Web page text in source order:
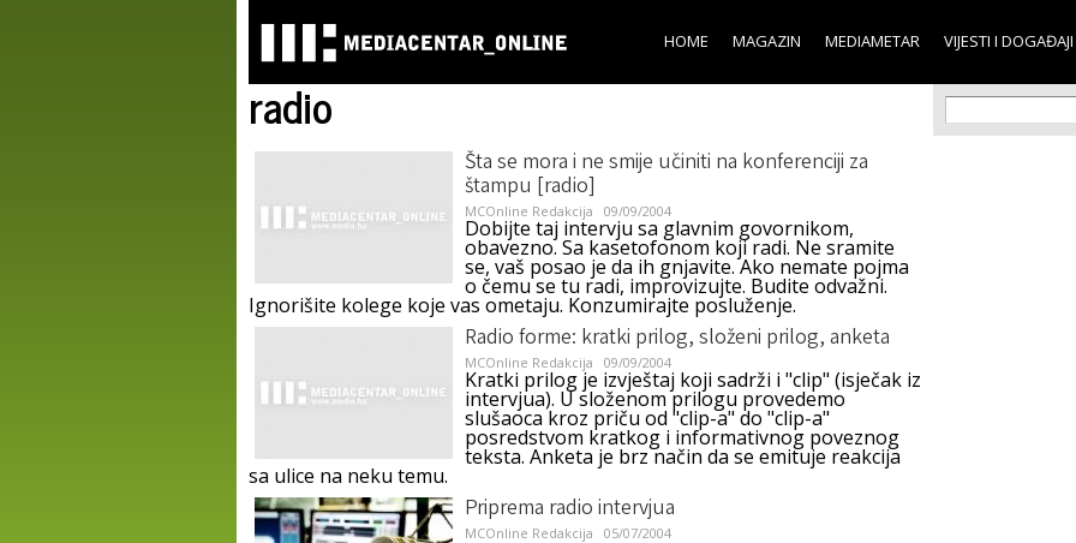
main
content
HOME MAGAZIN MEDIAMETAR VIJESTI I DOGAĐAJI
radio
Šta se mora i ne smije učiniti na konferenciji za
štampu [radio]
MCOnline Redakcija 09/09/2004
Dobijte taj intervju sa glavnim govornikom,
obavezno. Sa kasetofonom koji radi. Ne sramite
se, vaš posao je da ih gnjavite. Ako nemate pojma
o čemu se tu radi, improvizujte. Budite odvažni.
Ignorišite kolege koje vas ometaju. Konzumirajte posluženje.
Radio forme: kratki prilog, složeni prilog, anketa
MCOnline Redakcija 09/09/2004
Kratki prilog je izvještaj koji sadrži i "clip" (isječak iz
intervjua). U složenom prilogu provedemo
slušaoca kroz priču od "clip-a" do "clip-a"
posredstvom kratkog i informativnog poveznog
teksta. Anketa je brz način da se emituje reakcija
sa ulice na neku temu.
Priprema radio intervjua
MCOnline Redakcija 05/07/2004
Search
Search